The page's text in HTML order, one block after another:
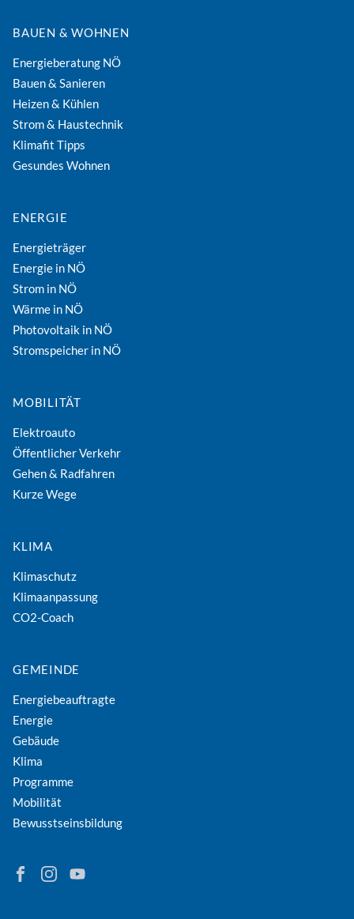
BAUEN & WOHNEN
Energieberatung NÖ
Bauen & Sanieren
Heizen & Kühlen
Strom & Haustechnik
Klimafit Tipps
Gesundes Wohnen
ENERGIE
Energieträger
Energie in NÖ
Strom in NÖ
Wärme in NÖ
Photovoltaik in NÖ
Stromspeicher in NÖ
MOBILITÄT
Elektroauto
Öffentlicher Verkehr
Gehen & Radfahren
Kurze Wege
KLIMA
Klimaschutz
Klimaanpassung
CO2-Coach
GEMEINDE
Energiebeauftragte
Energie
Gebäude
Klima
Programme
Mobilität
Bewusstseinsbildung
Finden Sie Energie in Niederösterreich auf Facebook
Folgen Sie Energie in Niederösterreich auf Instagram
Besuchen Sie den YouTube-Kanal der eNu